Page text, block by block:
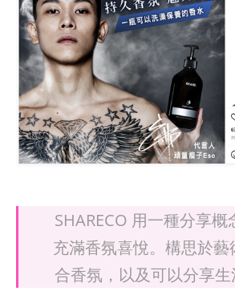
SHARECO 用一種分享
充滿香氛喜悅。構思於藝
合香氛，以及可以分享